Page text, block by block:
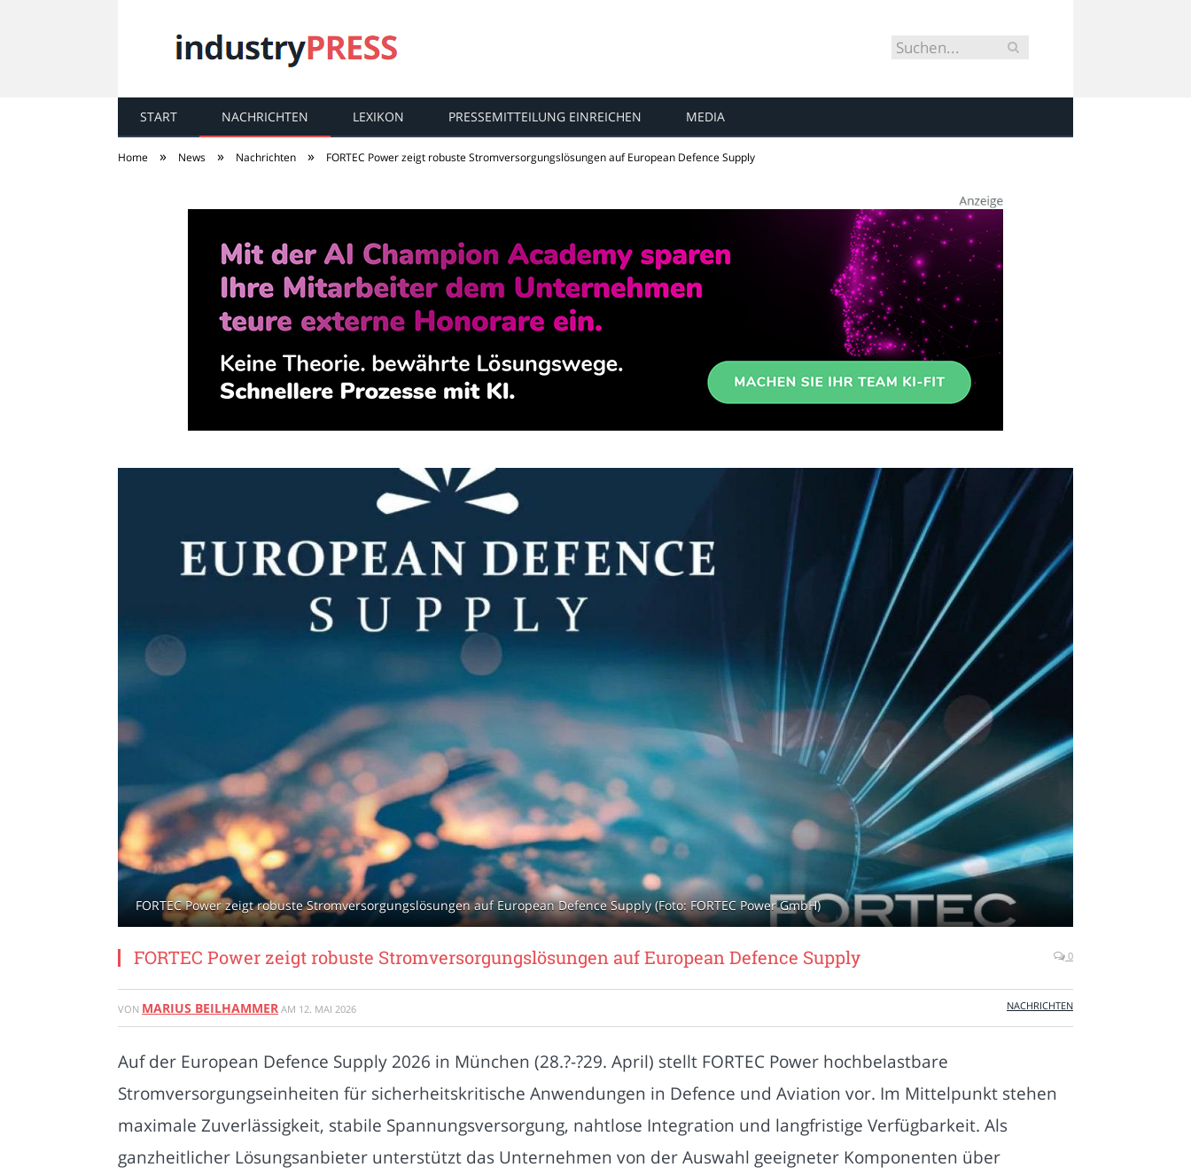
industryPRESS
START NACHRICHTEN LEXIKON PRESSEMITTEILUNG EINREICHEN MEDIA
Home » News » Nachrichten » FORTEC Power zeigt robuste Stromversorgungslösungen auf European Defence Supply
FORTEC Power zeigt robuste Stromversorgungslösungen auf European Defence Supply (Foto: FORTEC Power GmbH)
FORTEC Power zeigt robuste Stromversorgungslösungen auf European Defence Supply 0
VON MARIUS BEILHAMMER AM 12. MAI 2026 NACHRICHTEN
Auf der European Defence Supply 2026 in München (28.?-?29. April) stellt FORTEC Power hochbelastbare
Stromversorgungseinheiten für sicherheitskritische Anwendungen in Defence und Aviation vor. Im Mittelpunkt stehen
maximale Zuverlässigkeit, stabile Spannungsversorgung, nahtlose Integration und langfristige Verfügbarkeit. Als
ganzheitlicher Lösungsanbieter unterstützt das Unternehmen von der Auswahl geeigneter Komponenten über